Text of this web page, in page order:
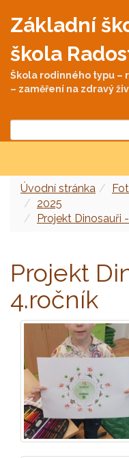
Základní
škola
Škola rodinného typu –
– zaměření na zdravý
Úvodní stránka
2025
Projekt Dinosauři
Projekt
4.ročník